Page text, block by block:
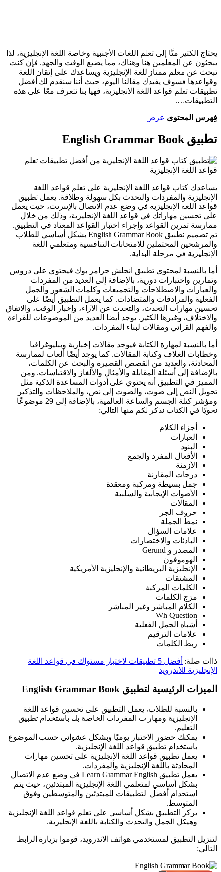
يحتاج الكثير منَّا إلى تعلم اللغات الأجنبية وخاصة اللغة الإنجليزية، لذا
يبحثون عن المعلمين هنا وهناك، مما يضيع الوقت والجهد. فإن كنت
تبحث عن معلم ممتاز للغة الإنجليزية ويساعدك على إتقان اللغة
وقواعدها فسوف يفيدك مقالنا اليوم، حيث أننا سنقدم لك أفضل
تطبيقات تعلم قواعد اللغة الانجليزية، فهيا بنا نتعرف معًا على هذه
التطبيقات….
فِهرس المحتوى عرض
تطبيق English Grammar Book
يساعدك کتاب قواعد اللغة الإنجليزية على تعلم قواعد اللغة
الإنجليزية والمفردات والتحدث بكل سهولة وطلاقة. يعمل تطبيق
قواعد اللغة الإنجليزية في وضع عدم الاتصال بالإنترنت، حيث يعمل
على تحسين مهاراتك في قواعد اللغة الإنجليزية، وذلك من خلال
ممارسة تمرين القواعد وإجراء اختبار القواعد المعتاد في التطبيق.
تم تصميم تطبيق English Grammar Book بشكل أساسي للطلاب
والمرشحين المحتملين للامتحانات التنافسية ومتعلمي اللغة
الإنجليزية في مرحلة البداية.
أما بالنسبة لمحتوى تطبيق انجلش جرامر بوك فيحتوي على دروس
وتمارين واختبارات دورية، بالإضافة إلى العديد من المفردات
والعبارات والاصطلاحات والتجميعات وكلمات الشعور والجمل
الفعلية والمرادفات والمتضادات. كما يعمل التطبيق أيضًا على
تحسين مهارات التحدث، والتحدث عن الآراء، وإخبار الوقت، والاتفاق
والاختلاف، وغيرها الكثير. يوجد أيضا العديد من الموضوعات للقراءة
والفهم القرائي ومقالات لبناء المفردات.
أما بالنسبة لمهارة الكتابة فيوجد مقالات إخبارية وببليوغرافيا
وخطابات الغلاف وكتابة المقالات. كما يوجد أيضًا ألعاب لممارسة
المحادثة، والعديد من القصص القصيرة والبحث عن الكلمات،
بالإضافة إلى أسئلة المقابلة والأمثال والألغاز والاقتباسات. ومن
المميز في التطبيق أنه يحتوي على أدوات المساعدة الذكية مثل
تحويل النص إلى صوت، والصوت إلى نص، والملاحظات والتذكير
ومؤشر كتلة الجسم والساعة العالمية، بالإضافة إلى 29 موضوعًا
نحويًا في الكتاب نذكر لكم منها التالي:
أجزاء الكلام
العبارات
البنود
الأفعال المفرد والجمع
الأزمنة
درجات المقارنة
جمل بسيطة ومركبة ومعقدة
الأصوات الإيجابية والسلبية
المقالات
حروف الجر
نمط الجملة
علامات السؤال
البادئات والاختصارات
المصدر و Gerund
الهوموفون
الإنجليزية البريطانية والإنجليزية الأمريكية
المشتقات
الكلمات المركبة
مزج الكلمات
الكلام المباشر وغير المباشر
Wh Question
أشباه الجمل الفعلية
علامات الترقيم
ربط الكلمات
ذاات صلة:
أفضل 5 تطبيقات لاختبار مستواك في قواعد اللغة
الإنجليزية للاندرويد
الميزات الرئيسية لتطبيق English Grammar Book
بالنسبة للطلاب، يعمل التطبيق على تحسين قواعد اللغة
الإنجليزية ومهارات المفردات الخاصة بك باستخدام تطبيق
التعليم.
يمكنك حضور الاختبار يوميًا وبشكل عشوائي حسب الموضوع
باستخدام تطبيق قواعد اللغة الإنجليزية.
يعمل تطبيق قواعد اللغة الإنجليزية على تحسين مهارات
المحادثة باللغة الإنجليزية والمفردات.
يعمل تطبيق Learn Grammar English في وضع عدم الاتصال
بشكل أساسي لمتعلمي اللغة الإنجليزية المبتدئين، حيث يتم
استخدام أفضل التطبيقات للمبتدئين والمتوسطين وفوق
المتوسط.
يركز التطبيق بشكل أساسي على تعلم قواعد اللغة الإنجليزية
وهيكل الجمل والتحدث والكتابة باللغة الإنجليزية.
لتنزيل التطبيق لمستخدمي هواتف الاندرويد، قوموا بزيارة الرابط
التالي: